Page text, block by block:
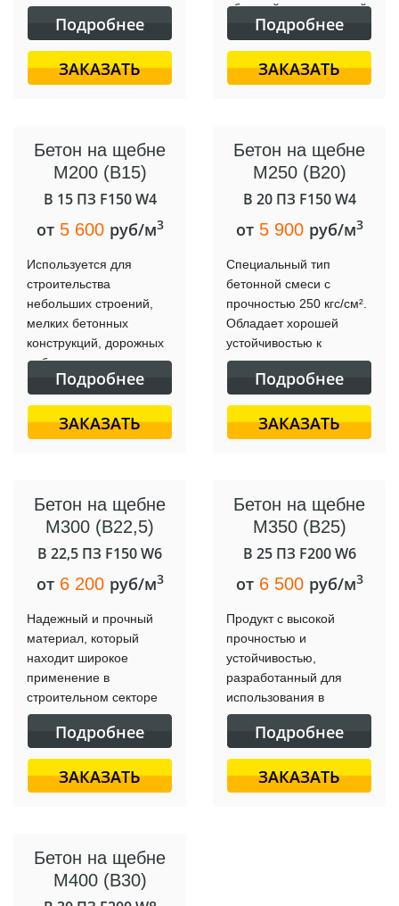
прочность материала.
Содержание цемента
составляет около 200-
220 кг на 1 м³ смеси.
Подробнее
ЗАКАЗАТЬ
обустройства городской
среды.Подробнее
ЗАКАЗАТЬ
Бетон на щебне
М200 (B15)
B 15 ПЗ F150 W4
от5 600 руб/м3
Используется для
строительства
небольших строений,
мелких бетонных
конструкций, дорожных
работ и других
объектов, где не
прочность.
Подробнее
ЗАКАЗАТЬ
Бетон на щебне
М250 (B20)
B 20 ПЗ F150 W4
от5 900 руб/м3
Специальный тип
бетонной смеси с
прочностью 250 кгс/см².
Обладает хорошей
устойчивостью к
нагрузкам и
используется в
строительных проектах.
Подробнее
ЗАКАЗАТЬ
Бетон на щебне
М300 (B22,5)
B 22,5 ПЗ F150 W6
от6 200 руб/м3
Надежный и прочный
материал, который
находит широкое
применение в
строительном секторе
для создания
долговечных и
устойчивых сооружений.
Подробнее
ЗАКАЗАТЬ
Бетон на щебне
М350 (B25)
B 25 ПЗ F200 W6
от6 500 руб/м3
Продукт с высокой
прочностью и
устойчивостью,
разработанный для
использования в
строительных проектах
с высокими
требованиями к
строительному
материалу.
Подробнее
ЗАКАЗАТЬ
Бетон на щебне
М400 (B30)